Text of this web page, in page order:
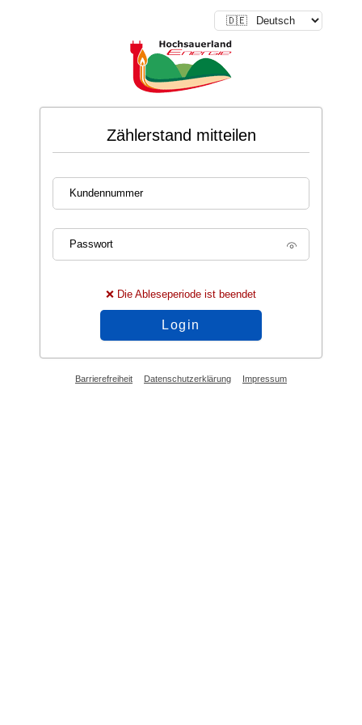
Zählerstand mitteilen
Kundennummer
Passwort
❌ Die Ableseperiode ist beendet
Login
Barrierefreiheit Datenschutzerklärung Impressum